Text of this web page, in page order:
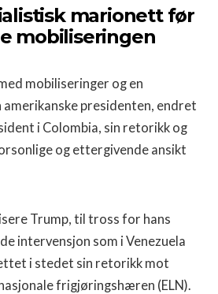
marionett før
mobiliseringen
mobiliseringer og en
presidenten, endret
i Colombia, sin retorikk og
og ettergivende ansikt
Trump, til tross for hans
intervensjon som i Venezuela
i stedet sin retorikk mot
frigjøringshæren (ELN).